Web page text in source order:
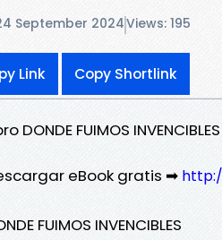
September 2024Views: 195
Link Copy Shortlink
DONDE FUIMOS
eBook gratis ➡
FUIMOS INVENCIBLES